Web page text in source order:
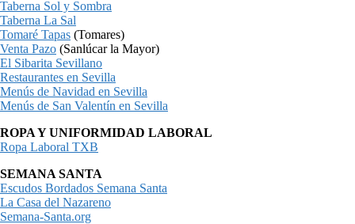
Taberna Sol y Sombra
Taberna La Sal
Tomaré Tapas (Tomares)
Venta Pazo (Sanlúcar la Mayor)
El Sibarita Sevillano
Restaurantes en Sevilla
Menús de Navidad en Sevilla
Menús de San Valentín en Sevilla
ROPA Y UNIFORMIDAD LABORAL
Ropa Laboral TXB
SEMANA SANTA
Escudos Bordados Semana Santa
La Casa del Nazareno
Semana-Santa.org